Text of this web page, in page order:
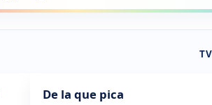
De la que pica